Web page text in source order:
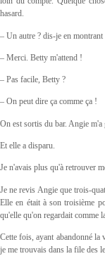
hasard.
– Un autre ? dis-je en montrant
– Merci. Betty m'attend !
– Pas facile, Betty ?
– On peut dire ça comme ça !
On est sortis du bar. Angie m'a
Et elle a disparu.
Je n'avais plus qu'à retrouver
Je ne revis Angie que trois-
Elle en était à son troisième
qu'elle qu'on regardait comme
Cette fois, ayant abandonné la
je me trouvais dans la file des